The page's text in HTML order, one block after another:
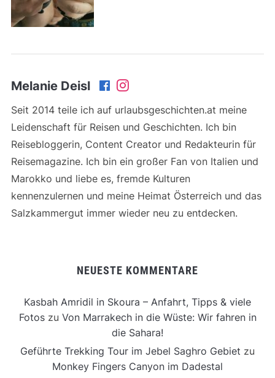
Melanie Deisl
Seit 2014 teile ich auf urlaubsgeschichten.at meine
Leidenschaft für Reisen und Geschichten. Ich bin
Reisebloggerin, Content Creator und Redakteurin für
Reisemagazine. Ich bin ein großer Fan von Italien und
Marokko und liebe es, fremde Kulturen
kennenzulernen und meine Heimat Österreich und das
Salzkammergut immer wieder neu zu entdecken.
NEUESTE KOMMENTARE
Kasbah Amridil in Skoura – Anfahrt, Tipps & viele
Fotoszu Von Marrakech in die Wüste: Wir fahren in
die Sahara!
Geführte Trekking Tour im Jebel Saghro Gebiet zu
Monkey Fingers Canyon im Dadestal